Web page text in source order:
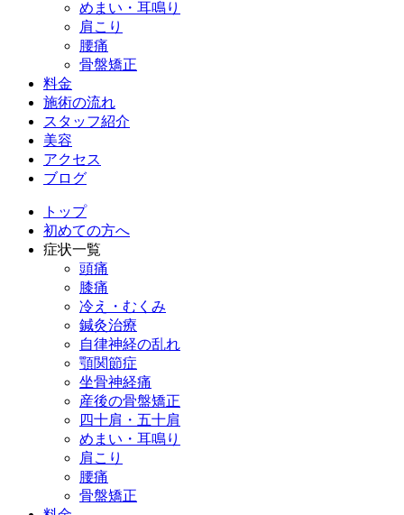
めまい・耳鳴り
肩こり
腰痛
骨盤矯正
料金
施術の流れ
スタッフ紹介
美容
アクセス
ブログ
トップ
初めての方へ
症状一覧
頭痛
膝痛
冷え・むくみ
鍼灸治療
自律神経の乱れ
顎関節症
坐骨神経痛
産後の骨盤矯正
四十肩・五十肩
めまい・耳鳴り
肩こり
腰痛
骨盤矯正